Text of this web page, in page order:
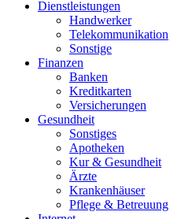
Dienstleistungen
Handwerker
Telekommunikation
Sonstige
Finanzen
Banken
Kreditkarten
Versicherungen
Gesundheit
Sonstiges
Apotheken
Kur & Gesundheit
Ärzte
Krankenhäuser
Pflege & Betreuung